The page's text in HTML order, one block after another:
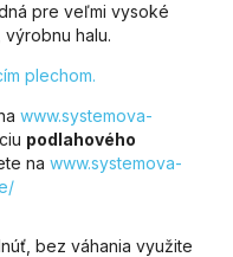
pre veľmi vysoké
halu.
plechom.
www.systemova-
podlahového
na www.systemova-
bez váhania využite